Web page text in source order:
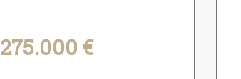
275.000 €